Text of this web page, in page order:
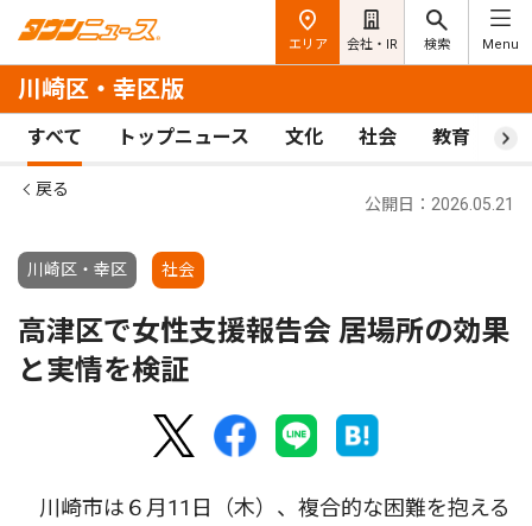
エリア 会社・IR 検索 Menu
川崎区・幸区版
すべて トップニュース 文化 社会 教育 ス
戻る
川崎区・幸区 社会
公開日：2026.05.21
高津区で女性支援報告会 居場所の効果
と実情を検証
川崎市は６月11日（木）、複合的な困難を抱える